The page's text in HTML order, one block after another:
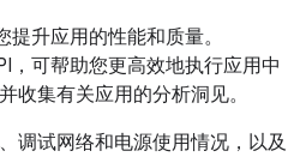
升应用的性能和质量。
，可帮助您更高效地执行应用中
收集有关应用的分析洞见。
调试网络和电源使用情况，以及